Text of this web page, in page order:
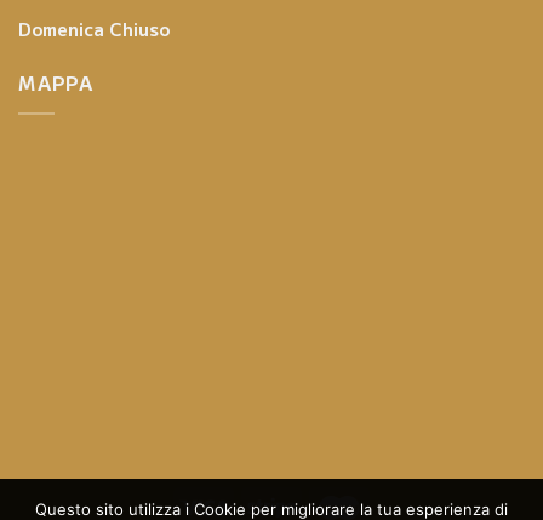
Domenica Chiuso
MAPPA
Questo sito utilizza i Cookie per migliorare la tua esperienza di